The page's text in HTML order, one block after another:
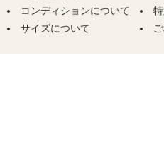
長野県にて【未使用品 ビ
SGOLF カートバッグ グ
保冷 保温 大容量 ロゴ刺】
がとうございます！
コンディションについて
サイズについて